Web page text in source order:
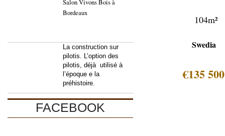
Salon Vivons Bois à
Bordeaux
La construction sur
pilotis. L’option des
pilotis, déjà utilisé à
l’époque e la
préhistoire.
FACEBOOK
104m²
Swedia
€135 500